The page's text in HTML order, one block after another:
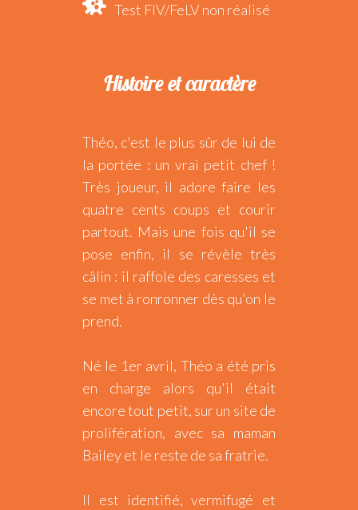
Test FIV/FeLV non réalisé
Histoire et caractère
Théo, c'est le plus sûr de lui de
la portée : un vrai petit chef !
Très joueur, il adore faire les
quatre cents coups et courir
partout. Mais une fois qu'il se
pose enfin, il se révèle très
câlin : il raffole des caresses et
se met à ronronner dès qu'on le
prend.
Né le 1er avril, Théo a été pris
en charge alors qu'il était
encore tout petit, sur un site de
prolifération, avec sa maman
Bailey et le reste de sa fratrie.
Il est identifié, vermifugé et